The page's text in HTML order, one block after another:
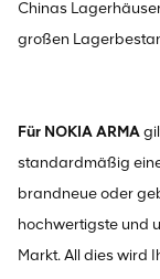
Chinas
großen
Für NOKIA ARMA
standardmäßig
brandneue oder
hochwertigste und
Markt. All dies wird